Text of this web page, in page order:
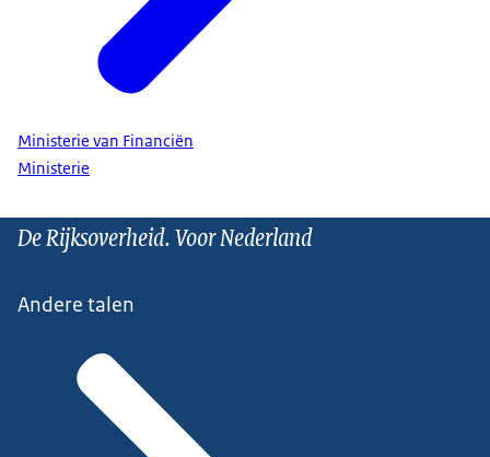
Ministerie van Financiën
Ministerie
De Rijksoverheid. Voor Nederland
Andere talen